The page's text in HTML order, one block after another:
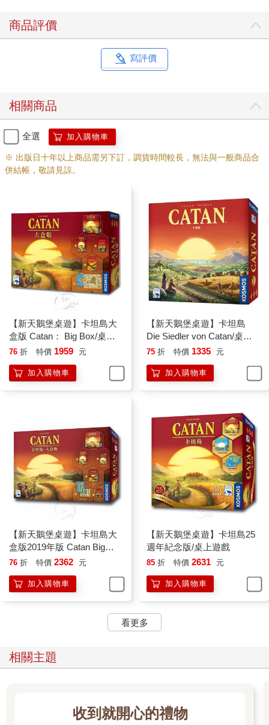
商品評價
寫評價
相關商品
全選 加入購物車
※ 出版日十年以上商品需另下訂，調貨時間較長，無法與一般商品合
併結帳，敬請見諒。
【新天鵝堡桌遊】卡坦島大
盒版 Catan： Big Box/桌上
遊戲
76 折 特價 1959 元
加入購物車
【新天鵝堡桌遊】卡坦島
Die Siedler von Catan/桌上
遊戲
75 折 特價 1335 元
加入購物車
【新天鵝堡桌遊】卡坦島大
盒版2019年版 Catan Big
Box 2019
76 折 特價 2362 元
加入購物車
【新天鵝堡桌遊】卡坦島25
週年紀念版/桌上遊戲
85 折 特價 2631 元
加入購物車
看更多
相關主題
收到就開心的禮物